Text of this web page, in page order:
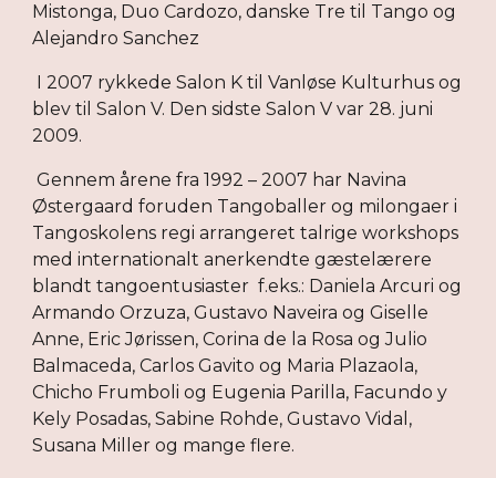
Mistonga, Duo Cardozo, danske Tre til Tango og
Alejandro Sanchez
blev til Salon V. Den sidste Salon V var 28. juni
2009.
Gennem årene fra 1992 – 2007 har Navina
Østergaard foruden Tangoballer og milongaer i
Tangoskolens regi arrangeret talrige workshops
med internationalt anerkendte gæstelærere
blandt tangoentusiaster  f.eks.: Daniela Arcuri og
Armando Orzuza, Gustavo Naveira og Giselle
Anne, Eric Jørissen, Corina de la Rosa og Julio
Balmaceda, Carlos Gavito og Maria Plazaola,
Chicho Frumboli og Eugenia Parilla, Facundo y
Kely Posadas, Sabine Rohde, Gustavo Vidal,
Susana Miller og mange flere.